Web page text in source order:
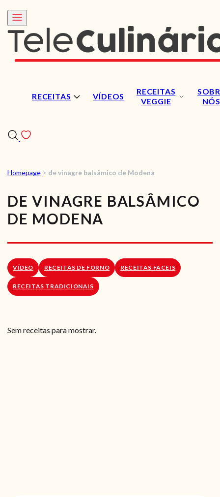
RECEITAS VÍDEOS
RECEITAS
VEGGIE
NÓS
RECEITAS
VÍDEOS
RECEITAS VEGGIE
LOJA ONLINE
Homepage > de vinagre balsâmico de Modena
DE VINAGRE BALSÂMICO
DE MODENA
VÍDEO RECEITAS DE FORNO RECEITAS FACEIS
RECEITAS TRADICIONAIS
Sem receitas para mostrar.